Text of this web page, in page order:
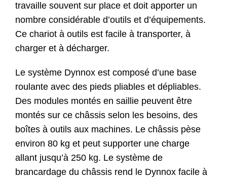
travaille souvent sur place et doit apporter un
nombre considérable d’outils et d’équipements.
Ce chariot à outils est facile à transporter, à
charger et à décharger.
Le système Dynnox est composé d’une base
roulante avec des pieds pliables et dépliables.
Des modules montés en saillie peuvent être
montés sur ce châssis selon les besoins, des
boîtes à outils aux machines. Le châssis pèse
environ 80 kg et peut supporter une charge
allant jusqu’à 250 kg. Le système de
brancardage du châssis rend le Dynnox facile à